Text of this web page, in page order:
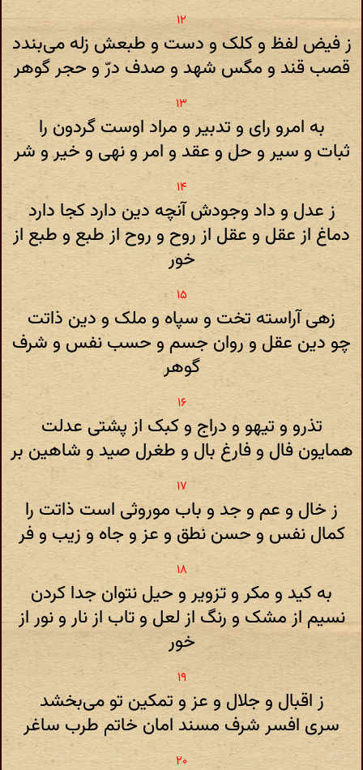
ز فیض لفظ و کلک و دست و طبعش زله می‌بندد
قصب قند و مگس شهد و صدف درّ و حجر گوهر
به امرو رای و تدبیر و مراد اوست گردون را
ثبات و سیر و حل و عقد و امر و نهی و خیر و شر
ز عدل و داد وجودش آنچه دین دارد کجا دارد
دماغ از عقل و عقل از روح و روح از طبع و طبع از
خور
زهی آراسته تخت و سپاه و ملک و دین ذاتت
چو دین عقل و روان جسم و حسب نفس و شرف
گوهر
تذرو و تیهو و دراج و کبک از پشتی عدلت
همایون فال و فارغ بال و طغرل صید و شاهین بر
ز خال و عم و جد و باب موروثی است ذاتت را
کمال نفس و حسن نطق و عز و جاه و زیب و فر
به کید و مکر و تزویر و حیل نتوان جدا کردن
نسیم از مشک و رنگ از لعل و تاب از نار و نور از
خور
ز اقبال و جلال و عز و تمکین تو می‌بخشد
سری افسر شرف مسند امان خاتم طرب ساغر